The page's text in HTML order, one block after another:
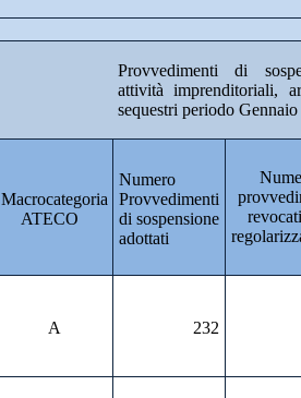
Provvedimenti di
attività imprenditoriali,
sequestri periodo Gennaio
Macrocategoria
ATECO
Numero
Provvedimenti
di sospensione
adottati
A 232